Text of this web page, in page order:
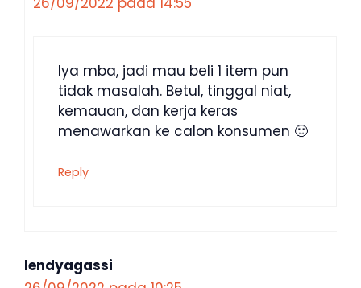
Iya mba, jadi mau beli 1 item pun
tidak masalah. Betul, tinggal niat,
kemauan, dan kerja keras
menawarkan ke calon konsumen 🙂
Reply
lendyagassi